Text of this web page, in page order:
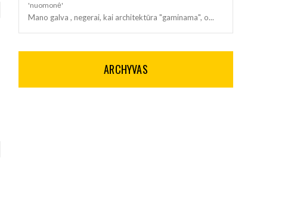
'nuomonė'
Mano galva , negerai, kai architektūra "gaminama", o...
ARCHYVAS